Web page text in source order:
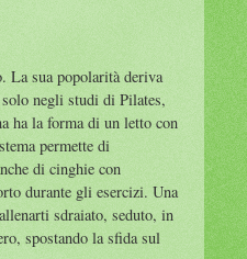
La sua popolarità deriva
negli studi di Pilates,
ha la forma di un letto con
permette di
di cinghie con
durante gli esercizi. Una
sdraiato, seduto, in
spostando la sfida sul